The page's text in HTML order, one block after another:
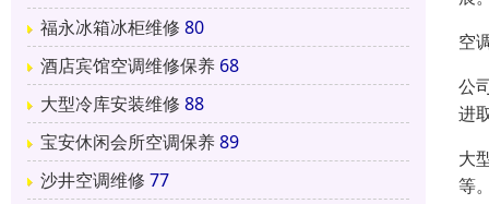
福永冰箱冰柜维修 80
酒店宾馆空调维修保养 68
大型冷库安装维修 88
宝安休闲会所空调保养89
沙井空调维修 77
空
公
进
大
等